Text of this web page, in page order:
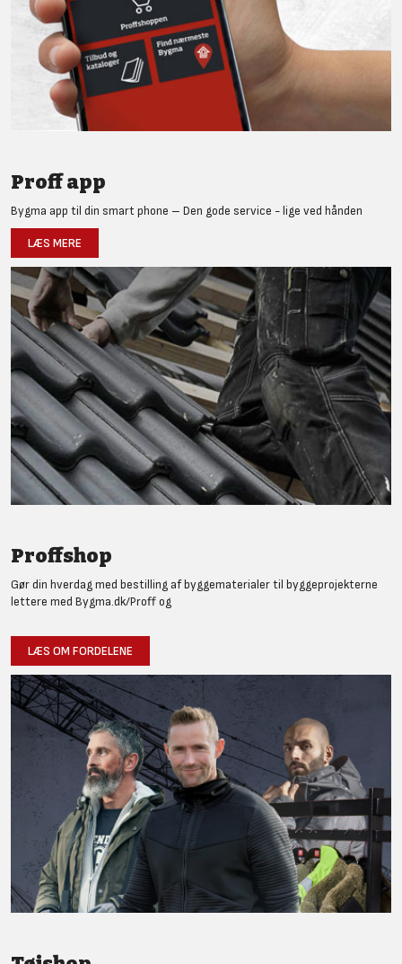
Proff app
Bygma app til din smart phone – Den gode service - lige ved hånden
LÆS MERE
Proffshop
Gør din hverdag med bestilling af byggematerialer til byggeprojekterne
lettere med Bygma.dk/Proff og
LÆS OM FORDELENE